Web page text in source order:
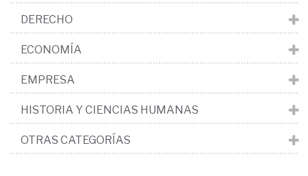
DERECHO
ECONOMÍA
EMPRESA
HISTORIA Y CIENCIAS HUMANAS
OTRAS CATEGORÍAS